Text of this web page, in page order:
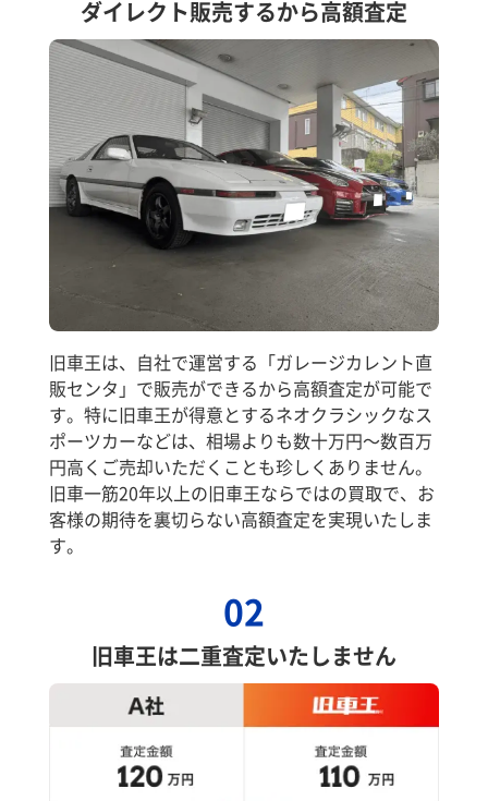
ダイレクト販売するから高額査定
旧車王は、自社で運営する「ガレージカレント直
販センタ」で販売ができるから高額査定が可能で
す。特に旧車王が得意とするネオクラシックなス
ポーツカーなどは、相場よりも数十万円～数百万
円高くご売却いただくことも珍しくありません。
旧車一筋20年以上の旧車王ならではの買取で、お
客様の期待を裏切らない高額査定を実現いたしま
す。
02
旧車王は二重査定いたしません